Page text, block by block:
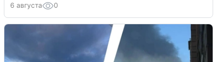
6 августа 0